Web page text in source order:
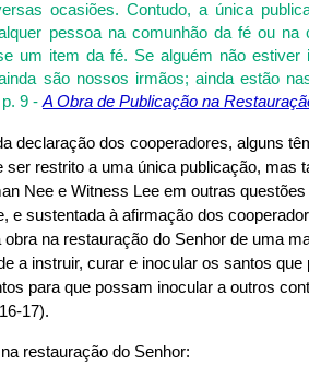
ocasiões. Contudo, a única
pessoa na comunhão da fé ou na
um item da fé. Se alguém não estiver
são nossos irmãos; ainda estão
p. 9 -A Obra de Publicação na
declaração dos cooperadores, alguns
restrito a uma única publicação, mas
Nee e Witness Lee em outras
e sustentada à afirmação dos
na restauração do Senhor de uma
a instruir, curar e inocular os santos que
para que possam inocular a outros
17).
restauração do Senhor: